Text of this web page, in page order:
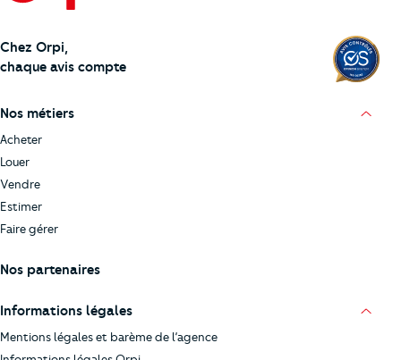
Chez Orpi,
chaque avis compte
Nos métiers
Acheter
Louer
Vendre
Estimer
Faire gérer
Nos partenaires
Informations légales
Mentions légales et barème de l’agence